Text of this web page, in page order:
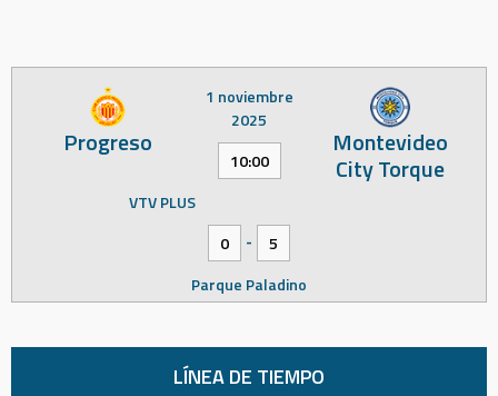
Progreso Montevideo
City Torque
1 noviembre
2025
10:00
VTV PLUS
0
-
5
Parque Paladino
LÍNEA DE TIEMPO